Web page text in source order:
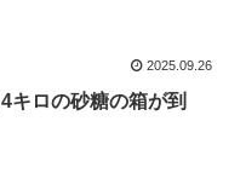
2025.09.26
キロの砂糖の箱が到